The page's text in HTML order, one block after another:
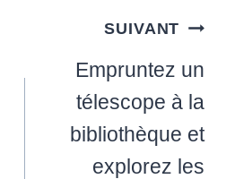
SUIVANT
Empruntez un
télescope à la
bibliothèque et
explorez les